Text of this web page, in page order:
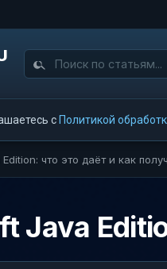
с Политикой
что это даёт и как
Java